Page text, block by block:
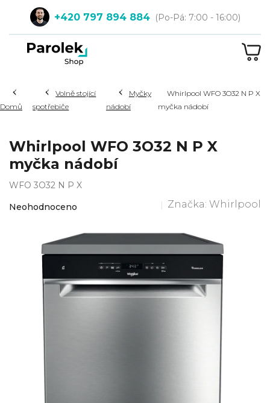
obsah
+420 797 894 884
Hledat
Domů
Volně stojící
spotřebiče
Myčky
nádobí
Whirlpool WFO 3O32 N P X
myčka nádobí
Whirlpool WFO 3O32 N P X
myčka nádobí
WFO 3O32 N P X
hodnocení
0,0
z
5
hvězdiček.
Neohodnoceno Značka: Whirlpool